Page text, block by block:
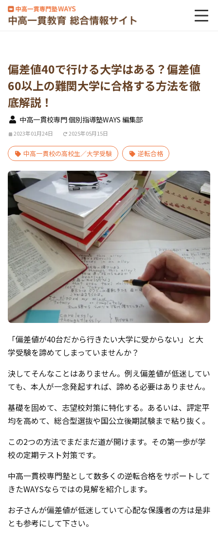
偏差値40で行ける大学はある？偏差値
60以上の難関大学に合格する方法を徹
底解説！
中高一貫校専門 個別指導塾WAYS 編集部
2023年01月24日 2025年05月15日
中高一貫校の高校生／大学受験 逆転合格
「偏差値が40台だから行きたい大学に受からない」と大
学受験を諦めてしまっていませんか？
決してそんなことはありません。例え偏差値が低迷してい
ても、本人が一念発起すれば、諦める必要はありません。
基礎を固めて、志望校対策に特化する。あるいは、評定平
均を高めて、総合型選抜や国公立後期試験まで粘り抜く。
この2つの方法でまだまだ道が開けます。その第一歩が学
校の定期テスト対策です。
中高一貫校専門塾として数多くの逆転合格をサポートして
きたWAYSならではの見解を紹介します。
お子さんが偏差値が低迷していて心配な保護者の方は是非
とも参考にして下さい。